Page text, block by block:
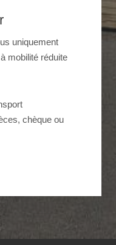
uniquement
mobilité réduite
chèque ou